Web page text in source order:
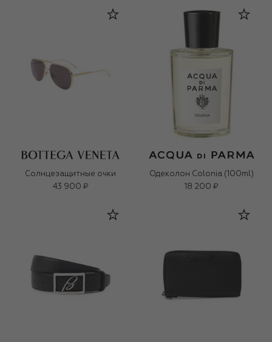
Солнцезащитные очки
43 900 ₽
Одеколон Colonia (100ml)
18 200 ₽